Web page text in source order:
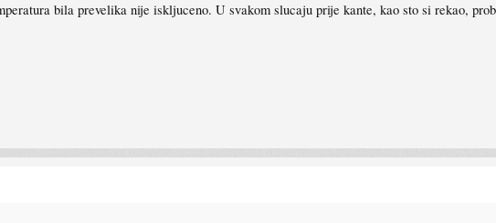
bila prevelika nije iskljuceno. U svakom slucaju prije kante, kao sto si rekao,